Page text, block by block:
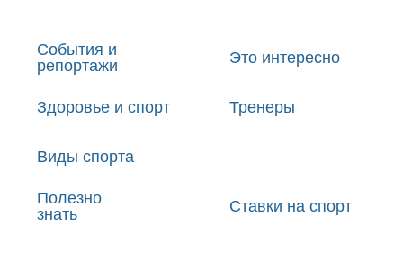
События и
репортажи
Это интересно
Здоровье и спорт Тренеры
Виды спорта
Полезно
знать
Ставки на спорт